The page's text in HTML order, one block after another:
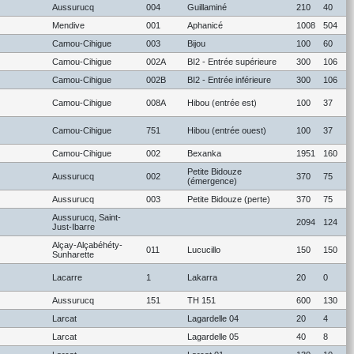
Aussurucq 004 Guillaminé 210
40
Mendive 001 Aphanicé 1008
504
Camou-Cihigue 003 Bijou 100
60
Camou-Cihigue 002A BI2 - Entrée supérieure 300
106
Camou-Cihigue 002B BI2 - Entrée inférieure 300 106
Camou-Cihigue 008A Hibou (entrée est) 100 37
Camou-Cihigue 751 Hibou (entrée ouest) 100 37
Camou-Cihigue 002 Bexanka 1951 160
Aussurucq 002
Petite Bidouze
(émergence)
370 75
Aussurucq 003 Petite Bidouze (perte) 370 75
Aussurucq, Saint-
Just-Ibarre
2094 124
Alçay-Alçabéhéty-
Sunharette
011 Lucucillo 150 150
Lacarre 1 Lakarra 20 0
Aussurucq 151 TH 151 600
130
Larcat Lagardelle 04 20
4
Larcat Lagardelle 05 40
8